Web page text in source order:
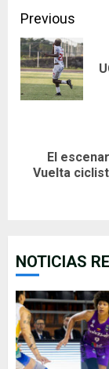
Continue
Reading
Previous
Next
El
Vuelta
NOTICIAS